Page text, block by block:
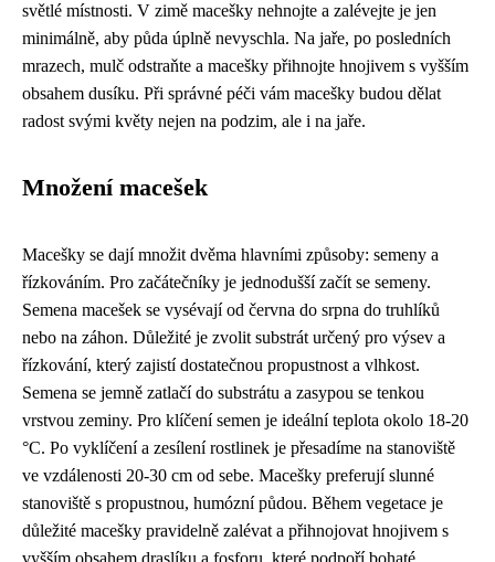
světlé místnosti. V zimě macešky nehnojte a zalévejte je jen
minimálně, aby půda úplně nevyschla. Na jaře, po posledních
mrazech, mulč odstraňte a macešky přihnojte hnojivem s vyšším
obsahem dusíku. Při správné péči vám macešky budou dělat
radost svými květy nejen na podzim, ale i na jaře.
Množení macešek
Macešky se dají množit dvěma hlavními způsoby: semeny a
řízkováním. Pro začátečníky je jednodušší začít se semeny.
Semena macešek se vysévají od června do srpna do truhlíků
nebo na záhon. Důležité je zvolit substrát určený pro výsev a
řízkování, který zajistí dostatečnou propustnost a vlhkost.
Semena se jemně zatlačí do substrátu a zasypou se tenkou
vrstvou zeminy. Pro klíčení semen je ideální teplota okolo 18-20
°C. Po vyklíčení a zesílení rostlinek je přesadíme na stanoviště
ve vzdálenosti 20-30 cm od sebe. Macešky preferují slunné
stanoviště s propustnou, humózní půdou. Během vegetace je
důležité macešky pravidelně zalévat a přihnojovat hnojivem s
vyšším obsahem draslíku a fosforu, které podpoří bohaté